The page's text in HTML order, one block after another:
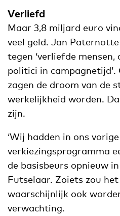
Verliefd
Maar 3,8 miljard euro
veel geld. Jan
tegen ‘verliefde mensen,
politici in campagnetijd’.
zagen de droom van de
werkelijkheid worden.
zijn.
‘Wij hadden in ons vorige
verkiezingsprogramma
de basisbeurs opnieuw
Futselaar. Zoiets zou het
waarschijnlijk ook
verwachting.